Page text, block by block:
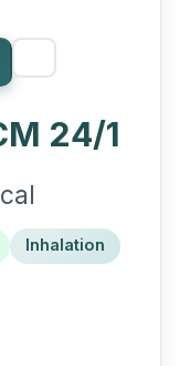
24/1
Inhalation